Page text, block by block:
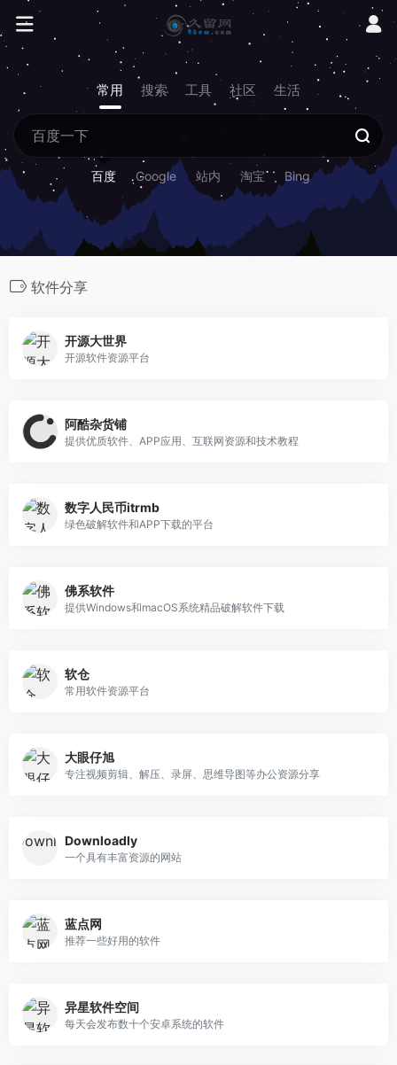
常用 搜索 工具 社区 生活
百度 Google 站内 淘宝 Bing
软件分享
开源大世界
开源软件资源平台
阿酷杂货铺
提供优质软件、APP应用、互联网资源和技术教程
数字人民币itrmb
绿色破解软件和APP下载的平台
佛系软件
提供Windows和macOS系统精品破解软件下载
软仓
常用软件资源平台
大眼仔旭
专注视频剪辑、解压、录屏、思维导图等办公资源分享
Downloadly
一个具有丰富资源的网站
蓝点网
推荐一些好用的软件
异星软件空间
每天会发布数十个安卓系统的软件